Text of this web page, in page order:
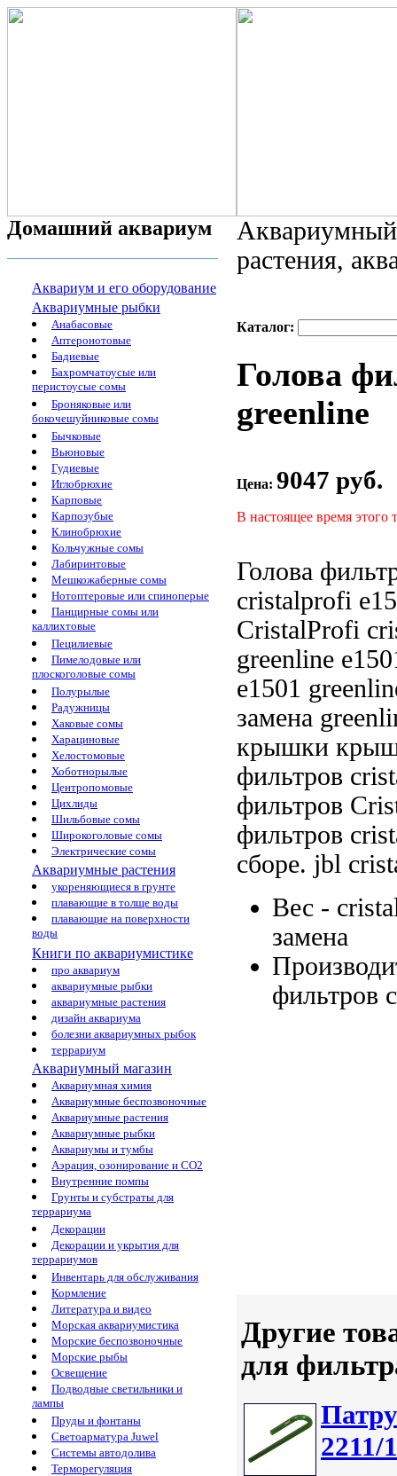
Домашний аквариум
Аквариум и его оборудование
Аквариумные рыбки
Анабасовые
Аптеронотовые
Бадиевые
Бахромчатоусые или
перистоусые сомы
Броняковые или
бокочешуйниковые сомы
Бычковые
Вьюновые
Гудиевые
Иглобрюхие
Карповые
Карпозубые
Клинобрюхие
Кольчужные сомы
Лабиринтовые
Мешкожаберные сомы
Нотоптеровые или спиноперые
Панцирные сомы или
каллихтовые
Пецилиевые
Пимелодовые или
плоскоголовые сомы
Полурылые
Радужницы
Хаковые сомы
Харациновые
Хелостомовые
Хоботнорылые
Центропомовые
Цихлиды
Шильбовые сомы
Широкоголовые сомы
Электрические сомы
Аквариумные растения
укореняющиеся в грунте
плавающие в толще воды
плавающие на поверхности
воды
Книги по аквариумистике
про аквариум
аквариумные рыбки
аквариумные растения
дизайн аквариума
болезни аквариумных рыбок
террариум
Аквариумный магазин
Аквариумная химия
Аквариумные беспозвоночные
Аквариумные растения
Аквариумные рыбки
Аквариумы и тумбы
Аэрация, озонирование и CO2
Внутренние помпы
Грунты и субстраты для
террариума
Декорации
Декорации и укрытия для
террариумов
Инвентарь для обслуживания
Кормление
Литература и видео
Морская аквариумистика
Морские беспозвоночные
Морские рыбы
Освещение
Подводные светильники и
лампы
Пруды и фонтаны
Светоарматура Juwel
Системы автодолива
Терморегуляция
растения,
Каталог:
Голова
greenline
Цена: 9047 руб.
В настоящее время этого
Голова
cristalprofi
CristalProfi
greenline
e1501
замена
крышки
фильтров
фильтров
фильтров
сборе. jbl
Вес -
замена
фильтров
Другие
для
2211/